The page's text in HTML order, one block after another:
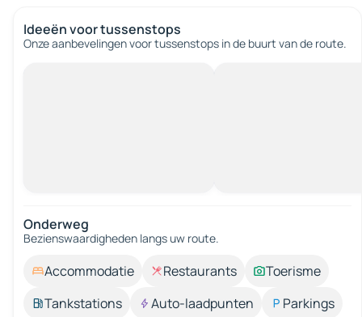
Ideeën voor tussenstops
Onze aanbevelingen voor tussenstops in de buurt van de route.
Onderweg
Bezienswaardigheden langs uw route.
Accommodatie Restaurants
Toerisme
Tankstations
Auto-laadpunten
Parkings